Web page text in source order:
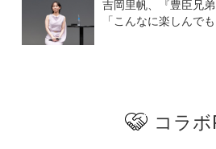
吉岡里帆、『豊臣兄
「こんなに楽しんで
コラボ